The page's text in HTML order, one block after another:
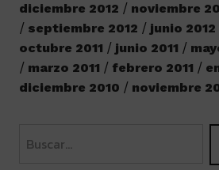
diciembre 2012
noviembre
septiembre 2012
junio 2012
octubre 2011
junio 2011
marzo 2011
febrero 2011
diciembre 2010
noviembre